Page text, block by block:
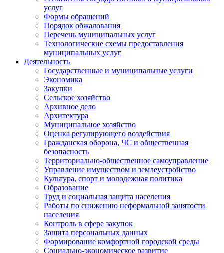
услуг
Формы обращений
Порядок обжалования
Перечень муниципальных услуг
Технологические схемы предоставления
муниципальных услуг
Деятельность
Государственные и муниципальные услуги
Экономика
Закупки
Сельское хозяйство
Архивное дело
Архитектура
Муниципальное хозяйство
Оценка регулирующего воздействия
Гражданская оборона, ЧС и общественная
безопасность
Территориально-общественное самоуправление
Управление имуществом и землеустройство
Культура, спорт и молодежная политика
Образование
Труд и социальная защита населения
Работы по снижению неформальной занятости
населения
Контроль в сфере закупок
Защита персональных данных
Формирование комфортной городской среды
Социально-экономическое развитие